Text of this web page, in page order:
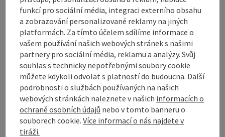
Kaltenberg
prázdninové byty, penzion / penze, soukromý pokoj
Nová chata z regionálního dřeva. Pronajímá se pouze
nekuřákům.
W-LAN (zdarma)
domácí zvířata povolena
sauna
Označit příspěvek
funkcí pro sociální média, integraci externího obsahu
a zobrazování personalizované reklamy na jiných
platformách. Za tímto účelem sdílíme informace o
vašem používání našich webových stránek s našimi
partnery pro sociální média, reklamu a analýzy. Svůj
souhlas s technicky nepotřebnými soubory cookie
můžete kdykoli odvolat s platností do budoucna. Další
podrobnosti o službách používaných na našich
webových stránkách naleznete v našich informacích o
ochraně osobních údajů nebo v tomto banneru o
souborech cookie.Více informací o nás najdete v
tiráži.